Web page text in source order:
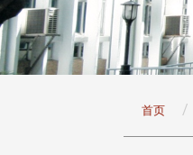
首页